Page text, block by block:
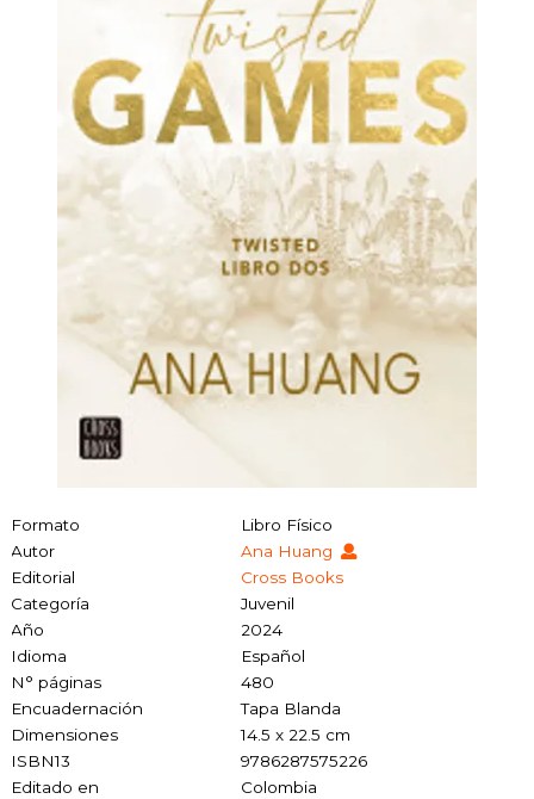
Formato
Libro Físico
Autor
Ana Huang
Editorial
Cross Books
Categoría
Juvenil
Año
2024
Idioma
Español
N° páginas
480
Encuadernación
Tapa Blanda
Dimensiones
14.5 x 22.5 cm
ISBN13
9786287575226
Editado en
Colombia